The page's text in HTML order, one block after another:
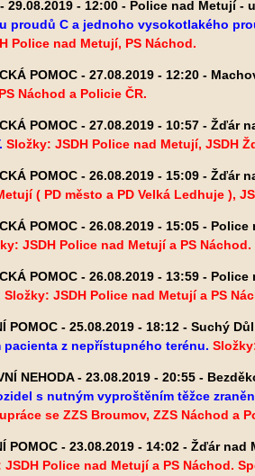
29.08.2019 - 12:00 - Police nad Metují -
proudů C a jednoho vysokotlakého
Police nad Metují, PS Náchod.
POMOC - 27.08.2019 - 12:20 -
Náchod a Policie ČR.
POMOC - 27.08.2019 - 10:57 - Žďár
Složky: JSDH Police nad Metují, JSDH
POMOC - 26.08.2019 - 15:09 - Žďár
( PD město a PD Velká Ledhuje ),
POMOC - 26.08.2019 - 15:05 -
JSDH Police nad Metují a PS Náchod.
POMOC - 26.08.2019 - 13:59 -
Složky: JSDH Police nad Metují a PS
POMOC - 25.08.2019 - 18:12 - Suchý
pacienta z nepřístupného terénu.
NEHODA - 23.08.2019 - 20:55 -
s nutným vyproštěním těžce
se ZZS Broumov, ZZS Náchod a
POMOC - 23.08.2019 - 14:02 - Žďár
Police nad Metují a PS Náchod.